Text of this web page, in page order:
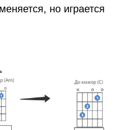
но играется